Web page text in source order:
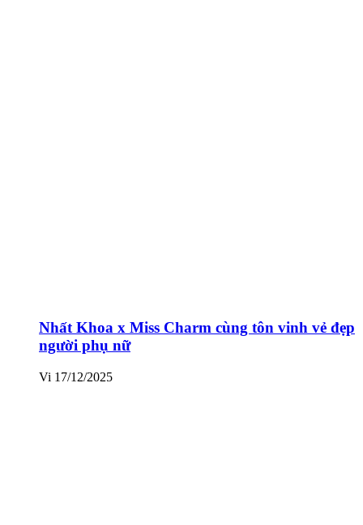
Nhất Khoa x Miss Charm cùng tôn vinh vẻ đẹp
người phụ nữ
Vi 17/12/2025